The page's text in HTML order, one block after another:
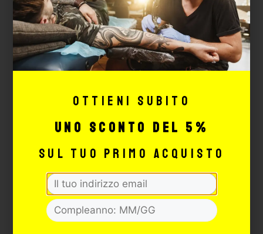
AGGIUNGI
RETAINER SCREW SPRING
Ottieni subito
uno sconto del 5%
sul tuo primo acquisto